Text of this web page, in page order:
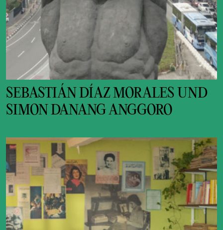
SEBASTIÁN DÍAZ MORALES UND
SIMON DANANG ANGGORO